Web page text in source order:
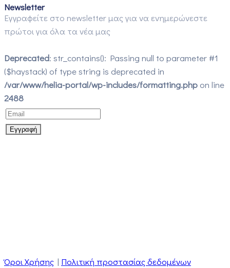
Newsletter
Εγγραφείτε στο newsletter μας για να ενημερώνεστε
πρώτοι για όλα τα νέα μας
Deprecated: str_contains(): Passing null to parameter #1
($haystack) of type string is deprecated in
/var/www/helia-portal/wp-includes/formatting.php on line
2488
Όροι Χρήσης | Πολιτική προστασίας δεδομένων